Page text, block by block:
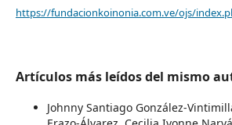
https://fundacionkoinonia.com.ve/ojs/
Artículos más leídos del mismo
Johnny Santiago González-